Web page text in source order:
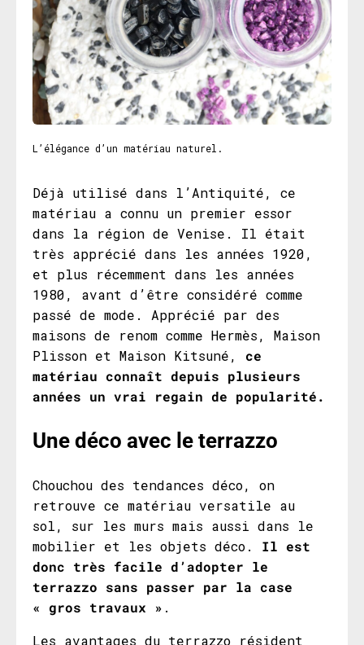
L’élégance d’un matériau naturel.
Déjà utilisé dans l’Antiquité, ce
matériau a connu un premier essor
dans la région de Venise. Il était
très apprécié dans les années 1920,
et plus récemment dans les années
1980, avant d’être considéré comme
passé de mode. Apprécié par des
maisons de renom comme Hermès, Maison
Plisson et Maison Kitsuné, ce
matériau connaît depuis plusieurs
années un vrai regain de popularité.
Une déco avec le terrazzo
Chouchou des tendances déco, on
retrouve ce matériau versatile au
sol, sur les murs mais aussi dans le
mobilier et les objets déco. Il est
donc très facile d’adopter le
terrazzo sans passer par la case
« gros travaux » .
Les avantages du terrazzo résident